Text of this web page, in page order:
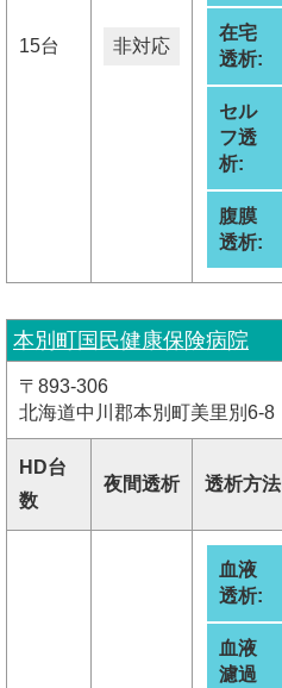
15台 非対応
在宅
透析:
セル
フ透
析:
腹膜
透析:
本別町国民健康保険病院
〒893-306
北海道中川郡本別町美里別6-8
HD台
数
夜間透析 透析方法
血液
透析:
血液
濾過